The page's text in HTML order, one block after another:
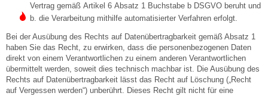
Vertrag gemäß Artikel 6 Absatz 1 Buchstabe b DSGVO beruht und
b. die Verarbeitung mithilfe automatisierter Verfahren erfolgt.
Bei der Ausübung des Rechts auf Datenübertragbarkeit gemäß Absatz 1
haben Sie das Recht, zu erwirken, dass die personenbezogenen Daten
direkt von einem Verantwortlichen zu einem anderen Verantwortlichen
übermittelt werden, soweit dies technisch machbar ist. Die Ausübung des
Rechts auf Datenübertragbarkeit lässt das Recht auf Löschung („Recht
auf Vergessen werden“) unberührt. Dieses Recht gilt nicht für eine